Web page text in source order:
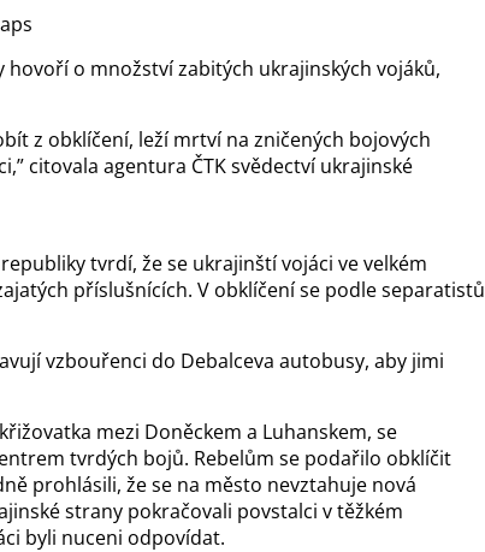
hovoří o množství zabitých ukrajinských vojáků,
z obklíčení, leží mrtví na zničených bojových
citovala agentura ČTK svědectví ukrajinské
tvrdí, že se ukrajinští vojáci ve velkém
příslušnících. V obklíčení se podle separatistů
vzbouřenci do Debalceva autobusy, aby jimi
mezi Doněckem a Luhanskem, se
tvrdých bojů. Rebelům se podařilo obklíčit
prohlásili, že se na město nevztahuje nová
strany pokračovali povstalci v těžkém
byli nuceni odpovídat.